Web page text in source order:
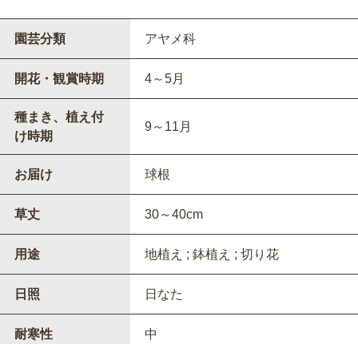
園芸分類 アヤメ科
開花・観賞時期 4～5月
種まき、植え付
け時期
9～11月
お届け 球根
草丈 30～40cm
用途 地植え ; 鉢植え ; 切り花
日照 日なた
耐寒性 中